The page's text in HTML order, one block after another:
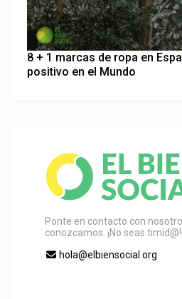
8 + 1 marcas de ropa en
positivo en el Mundo
Ponte en contacto con
conozcamos. ¡No seas
hola@elbiensocial.org